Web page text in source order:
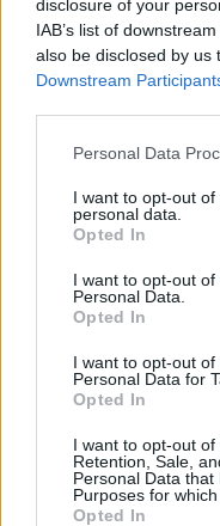
disclosure of your
IAB’s list of
also be disclosed by us
Downstream
Please note that this
not limited to your visit
grant or deny consent
use your data for
consent section.
Personal Data
I want to opt-out
personal data.
Opted In
I want to opt-out
Personal Data.
Opted In
I want to opt-out
Personal Data for
Opted In
I want to opt-out of
Retention, Sale,
Personal Data
Purposes for
Opted In
Άγιο Όρος:
από τη Μονή Ιβήρων
Εντοπίσθηκε και
Ζωγράφου ενώ
Όρος και τελικά